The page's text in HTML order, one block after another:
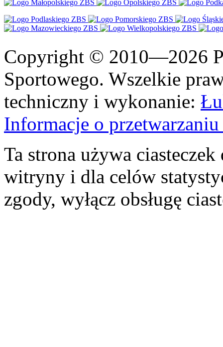
Copyright © 2010—2026
Sportowego. Wszelkie
techniczny i wykonanie:
Informacje o
Ta strona używa
witryny i dla celów
zgody, wyłącz obsługę